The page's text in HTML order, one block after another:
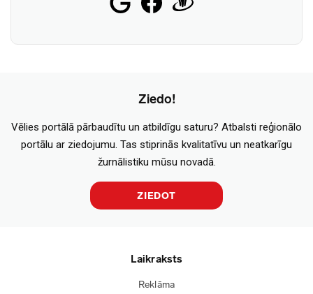
Ziedo!
Vēlies portālā pārbaudītu un atbildīgu saturu? Atbalsti reģionālo
portālu ar ziedojumu. Tas stiprinās kvalitatīvu un neatkarīgu
žurnālistiku mūsu novadā.
ZIEDOT
Laikraksts
Reklāma